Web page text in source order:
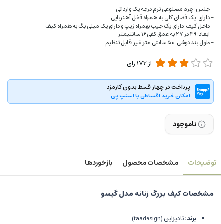
- جنس: چرم مصنوعی نرم درجه یک وارداتی
- دارای: یک فضای کلی به همراه قفل آهنربایی
- داخل کیف: دارای یک جیب بهمراه زیپ و دارای یک مینی بگ به همراه کیف
- ابعاد: ۴۹ در ۲۷ به عمق کفی ۱۶ سانتیمتر
- طول بند دوشی: ۵۰ سانتی متر غیر قابل تنظیم
از172رای
پرداخت در چهار قسط بدون کارمزد
امکان خرید اقساطی با اسنپ پی
ناموجود
توضیحات مشخصات محصول بازخوردها
مشخصات کیف بزرگ زنانه مدل گیسو
برند:تادیزاین (taadesign)